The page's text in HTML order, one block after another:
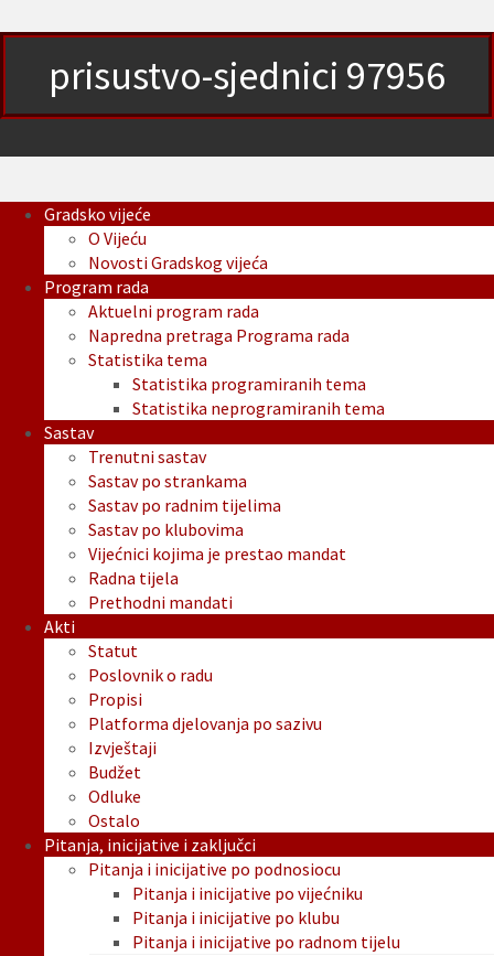
prisustvo-sjednici 97956
Gradsko vijeće
O Vijeću
Novosti Gradskog vijeća
Program rada
Aktuelni program rada
Napredna pretraga Programa rada
Statistika tema
Statistika programiranih tema
Statistika neprogramiranih tema
Sastav
Trenutni sastav
Sastav po strankama
Sastav po radnim tijelima
Sastav po klubovima
Vijećnici kojima je prestao mandat
Radna tijela
Prethodni mandati
Akti
Statut
Poslovnik o radu
Propisi
Platforma djelovanja po sazivu
Izvještaji
Budžet
Odluke
Ostalo
Pitanja, inicijative i zaključci
Pitanja i inicijative po podnosiocu
Pitanja i inicijative po vijećniku
Pitanja i inicijative po klubu
Pitanja i inicijative po radnom tijelu